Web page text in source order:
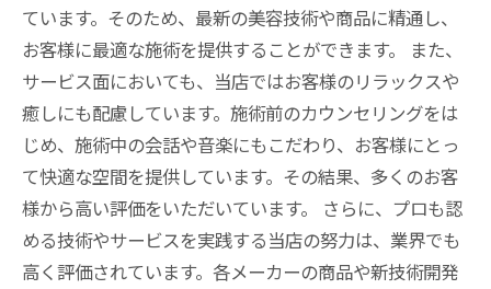
ています。そのため、最新の美容技術や商品に精通し、
お客様に最適な施術を提供することができます。 また、
サービス面においても、当店ではお客様のリラックスや
癒しにも配慮しています。施術前のカウンセリングをは
じめ、施術中の会話や音楽にもこだわり、お客様にとっ
て快適な空間を提供しています。その結果、多くのお客
様から高い評価をいただいています。 さらに、プロも認
める技術やサービスを実践する当店の努力は、業界でも
高く評価されています。各メーカーの商品や新技術開発